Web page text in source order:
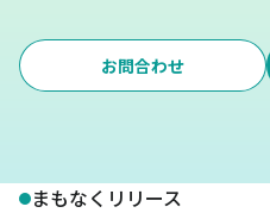
お問合わせ
まもなくリリース